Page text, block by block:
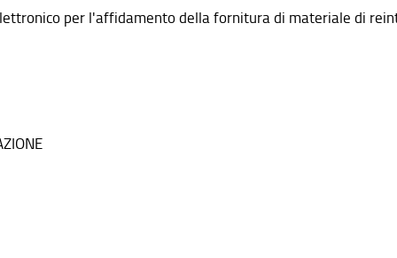
per l'affidamento della fornitura di materiale di